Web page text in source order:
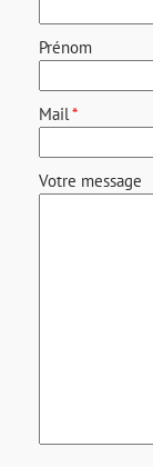
Prénom
Mail *
Votre message